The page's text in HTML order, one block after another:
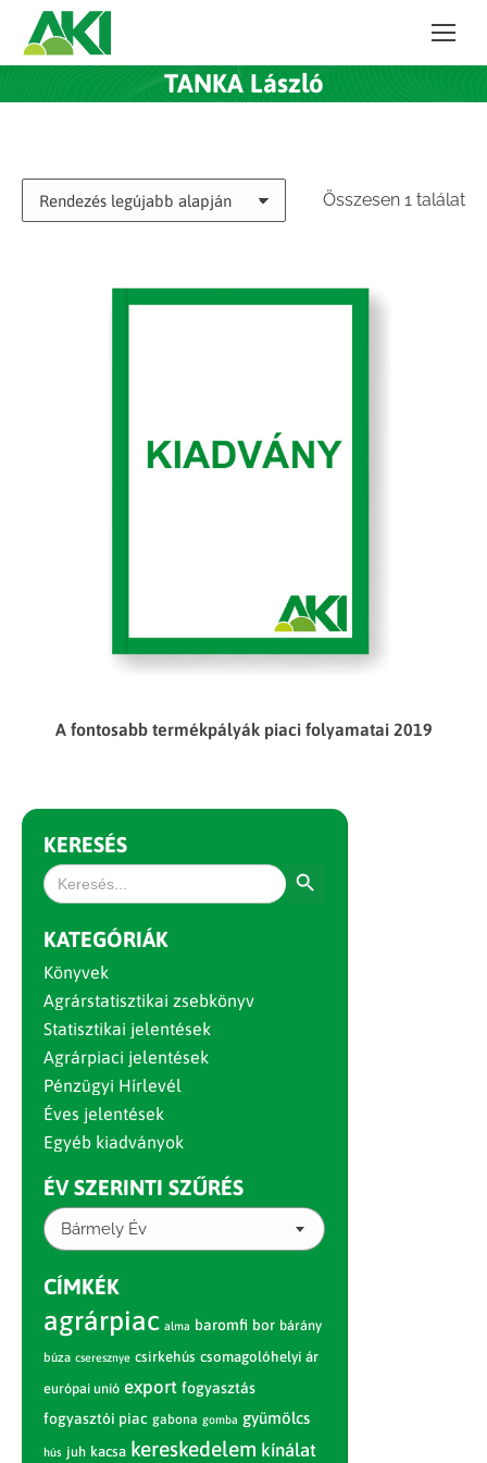
TANKA László
Összesen 1 találat
A fontosabb termékpályák piaci folyamatai 2019
KERESÉS
Search
for:
KATEGÓRIÁK
Könyvek
Agrárstatisztikai zsebkönyv
Statisztikai jelentések
Agrárpiaci jelentések
Pénzügyi Hírlevél
Éves jelentések
Egyéb kiadványok
ÉV SZERINTI SZŰRÉS
Bármely Év
CÍMKÉK
agrárpiac alma baromfi bor bárány
búza cseresznye csirkehús csomagolóhelyi ár
európai unió export fogyasztás
fogyasztói piac gabona gomba gyümölcs
hús juh kacsa kereskedelem kínálat